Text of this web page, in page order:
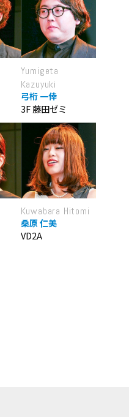
Yumigeta
Kazuyuki
弓桁 一倖
3F 藤田ゼミ
Kuwabara Hitomi
桑原 仁美
VD2A